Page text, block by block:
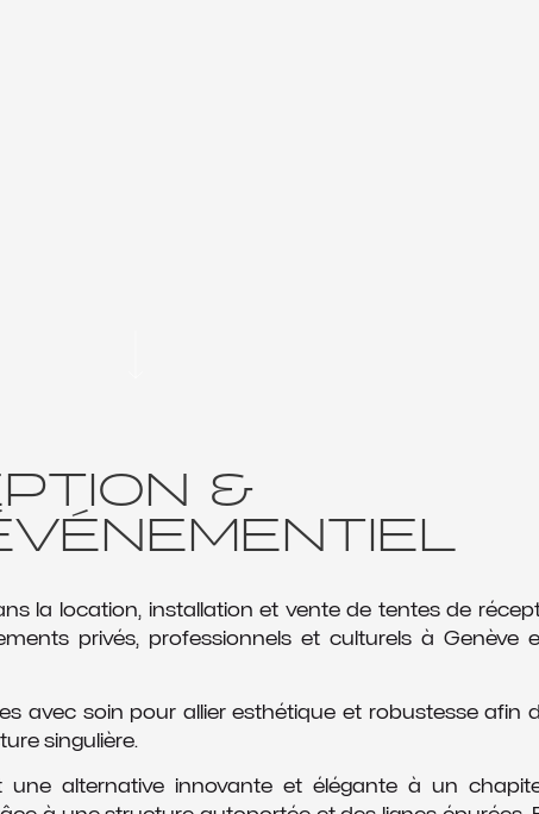
&
la location, installation et vente de tentes de
privés, professionnels et culturels à Genève
avec soin pour allier esthétique et robustesse afin
singulière.
une alternative innovante et élégante à un